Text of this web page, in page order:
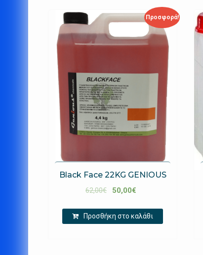
Προσφορά!
Black Face 22KG GENIOUS
62,00€ 50,00€
Προσθήκη στο καλάθι